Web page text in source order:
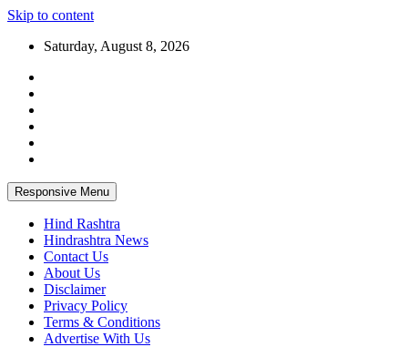
Skip to content
Saturday, August 8, 2026
Responsive Menu
Hind Rashtra
Hindrashtra News
Contact Us
About Us
Disclaimer
Privacy Policy
Terms & Conditions
Advertise With Us